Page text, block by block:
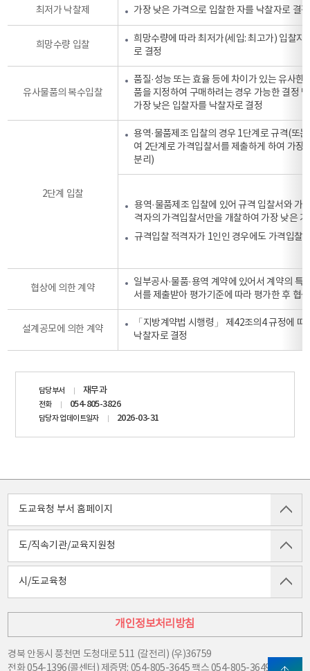
최저가 낙찰제 가장 낮은 가격으로 입찰한 자를 낙찰자로 결정
희망수량 입찰
희망수량에 따라 최저가(세입: 최고가) 입찰
로 결정
유사물품의 복수입찰
품질·성능 또는 효율 등에 차이가 있는 유사한
품을 지정하여 구매하려는 경우 가능한 결정
가장 낮은 입찰자를 낙찰자로 결정
2단계 입찰
용역·물품제조 입찰의 경우 1단계로 규격(또
여 2단계로 가격입찰서를 제출하게 하여 가장
분리)
용역·물품제조 입찰에 있어 규격 입찰서와 가
격자의 가격입찰서만을 개찰하여 가장 낮은
규격입찰 적격자가 1인인 경우에도 가격입찰
협상에 의한 계약
일부공사·물품·용역 계약에 있어서 계약의
서를 제출받아 평가기준에 따라 평가한 후 협
설계공모에 의한 계약
「지방계약법 시행령」 제42조의4 규정에
낙찰자로 결정
담당부서 재무과
전화 054-805-3826
담당자 업데이트일자 2026-03-31
도교육청 부서 홈페이지
도/직속기관/교육지원청
시/도교육청
개인정보처리방침
경북 안동시 풍천면 도청대로 511 (갈전리) (우)36759
전화054-1396(콜센터) 제증명: 054-805-3645 팩스054-805-3649